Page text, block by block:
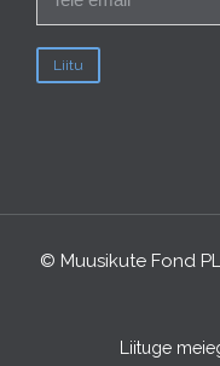
© Muusikute Fond
Liituge